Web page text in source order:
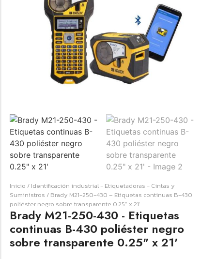
☆☆☆ ☆☆
Raychem HVT-Z-253/353-G – PUNTA
TERMINAL UNIP INT 35KV 2/0-350 MCM
(3UND/KIT)
Terminal eléctrico Raychem SKU HVT-Z-253/353-G
industriales. Consulte este producto en Jprintech…
Add to Cart
Womenswear
Inicio / Identificación industrial - Etiquetadoras - Cintas y
Suministros / Brady M21-250-430 – Etiquetas continuas B-430
poliéster negro sobre transparente 0.25″ x 21′
Brady M21-250-430 - Etiquetas
continuas B-430 poliéster negro
sobre transparente 0.25" x 21'